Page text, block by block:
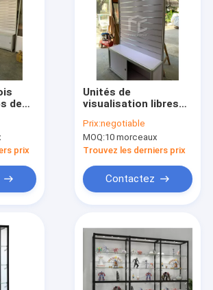
de
prix
Unités de
visualisation libres
d'accessoires de
téléphone portable
avec la porte
verrouillable
Prix:negotiable
MOQ:10 morceaux
Trouvez les derniers prix
Contactez